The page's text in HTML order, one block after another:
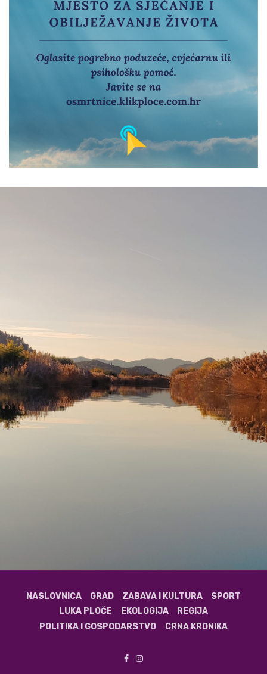
NASLOVNICA GRAD ZABAVA I KULTURA
SPORT
LUKA PLOČE
EKOLOGIJA
REGIJA
POLITIKA I GOSPODARSTVO
CRNA KRONIKA